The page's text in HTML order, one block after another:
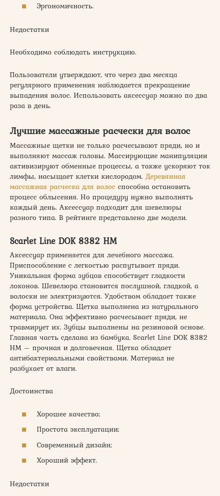
Эргономичность.
Недостатки
Необходимо соблюдать инструкцию.
Пользователи утверждают, что через два месяца
регулярного применения наблюдается прекращение
выпадения волос. Использовать аксессуар можно по два
раза в день.
Лучшие массажные расчески для волос
Массажные щетки не только расчесывают пряди, но и
выполняют массаж головы. Массирующие манипуляции
активизируют обменные процессы, а также ускоряют ток
лимфы, насыщает клетки кислородом. Деревянная
массажная расческа для волос способна остановить
процесс облысения. Но процедуру нужно выполнять
каждый день. Аксессуар подходит для шевелюры
разного типа. В рейтинге представлено две модели.
Scarlet Line DOK 8382 HM
Аксессуар применяется для лечебного массажа.
Приспособление с легкостью распутывает пряди.
Уникальная форма зубцов способствует гладкости
локонов. Шевелюра становится послушной, гладкой, а
волоски не электризуются. Удобством обладает также
форма устройства. Щетка выполнена из натурального
материала. Она эффективно расчесывает пряди, не
травмирует их. Зубцы выполнены на резиновой основе.
Главная часть сделана из бамбука. Scarlet Line DOK 8382
HM – прочная и долговечная. Щетка обладает
антибактериальными свойствами. Материал не
разбухает от влаги.
Достоинства
Хорошее качество;
Простота эксплуатации;
Современный дизайн;
Хороший эффект.
Недостатки